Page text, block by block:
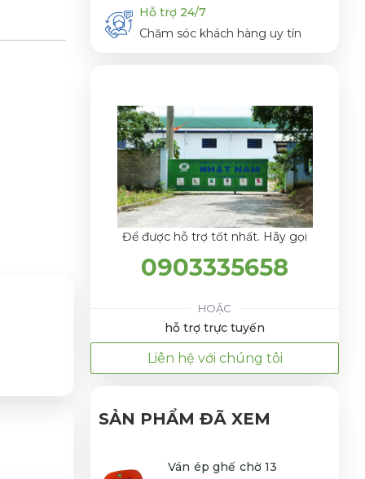
Hỗ trợ 24/7
Chăm sóc khách hàng uy tín
Để được hỗ trợ tốt nhất. Hãy gọi
0903335658
HOẶC
hỗ trợ trực tuyến
Liên hệ với chúng tôi
SẢN PHẨM ĐÃ XEM
Ván ép ghế chờ 13